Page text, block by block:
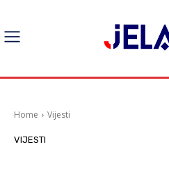
Home Vijesti
VIJESTI